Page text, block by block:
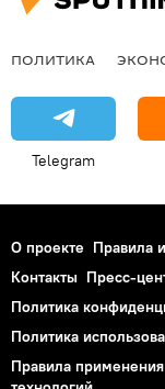
ПОЛИТИКА
Telegram
О проекте Правила
Контакты Пресс-
Политика
Политика
Правила